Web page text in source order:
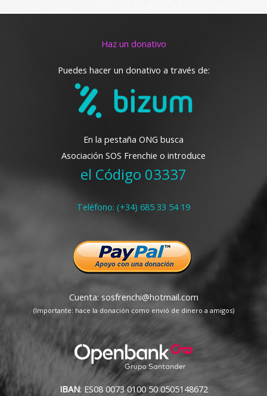
Haz un donativo
Puedes hacer un donativo a través de:
En la pestaña ONG busca
Asociación SOS Frenchie o introduce
el Código 03337
Teléfono: (+34) 685 33 54 19
Cuenta: sosfrenchi@hotmail.com
(Importante: hace la donación como envió de dinero a amigos)
IBAN: ES08 0073 0100 50 0505148672